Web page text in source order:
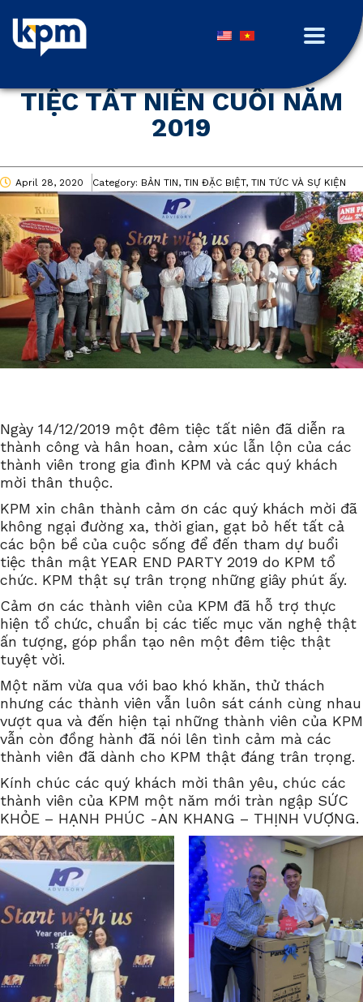
TIỆC TẤT NIÊN CUỐI NĂM
2019
April 28, 2020 Category: BẢN TIN, TIN ĐẶC BIỆT, TIN TỨC VÀ SỰ KIỆN
Ngày 14/12/2019 một đêm tiệc tất niên đã diễn ra
thành công và hân hoan, cảm xúc lẫn lộn của các
thành viên trong gia đình KPM và các quý khách
mời thân thuộc.
KPM xin chân thành cảm ơn các quý khách mời đã
không ngại đường xa, thời gian, gạt bỏ hết tất cả
các bộn bề của cuộc sống để đến tham dự buổi
tiệc thân mật YEAR END PARTY 2019 do KPM tổ
chức. KPM thật sự trân trọng những giây phút ấy.
Cảm ơn các thành viên của KPM đã hỗ trợ thực
hiện tổ chức, chuẩn bị các tiếc mục văn nghệ thật
ấn tượng, góp phần tạo nên một đêm tiệc thật
tuyệt vời.
Một năm vừa qua với bao khó khăn, thử thách
nhưng các thành viên vẫn luôn sát cánh cùng nhau
vượt qua và đến hiện tại những thành viên của KPM
vẫn còn đồng hành đã nói lên tình cảm mà các
thành viên đã dành cho KPM thật đáng trân trọng.
Kính chúc các quý khách mời thân yêu, chúc các
thành viên của KPM một năm mới tràn ngập SỨC
KHỎE – HẠNH PHÚC -AN KHANG – THỊNH VƯỢNG.